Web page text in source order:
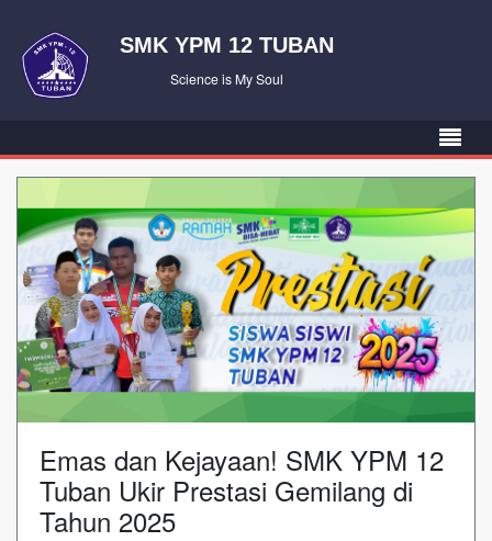
SMK YPM 12 TUBAN
Science is My Soul
Emas dan Kejayaan! SMK YPM 12
Tuban Ukir Prestasi Gemilang di
Tahun 2025